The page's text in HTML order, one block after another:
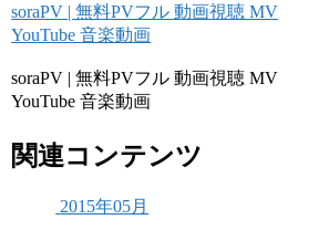
soraPV | 無料PVフル 動画視聴 MV
YouTube 音楽動画
soraPV | 無料PVフル 動画視聴 MV
YouTube 音楽動画
関連コンテンツ
2015年05月